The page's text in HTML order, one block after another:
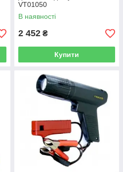
VT01050
В наявності
2 452 ₴
Купити